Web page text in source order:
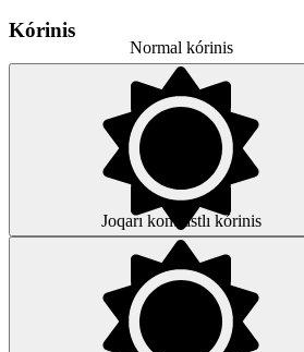
Kórinis
Normal kórinis
Joqarı kontrastlı kórinis